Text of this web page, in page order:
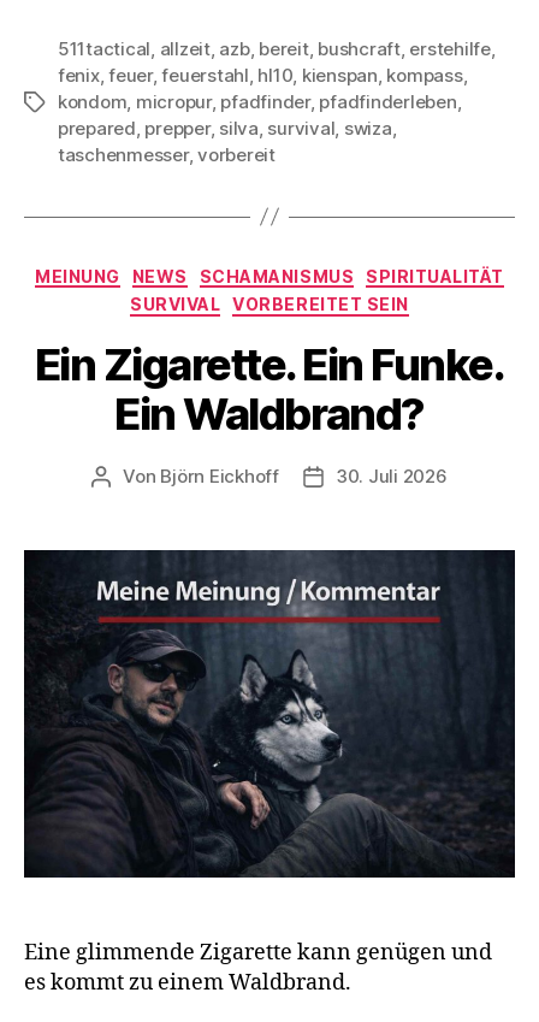
Schlagwörter
511tactical allzeit, azb, bereit, bushcraft, erstehilfe,
fenix,feuer,feuerstahl hl10 kienspan kompass,
kondom micropur, pfadfinder, pfadfinderleben
prepared prepper, silva survival swiza
taschenmesser,vorbereit
Kategorien
MEINUNG NEWS SCHAMANISMUS
SPIRITUALITÄT
SURVIVAL
VORBEREITET SEIN
Ein Zigarette. Ein Funke.
Ein Waldbrand?
Beitragsautor
Von Björn Eickhoff Veröffentlichungsdatum
30. Juli 2026
Eine glimmende Zigarette kann genügen und
es kommt zu einem Waldbrand.